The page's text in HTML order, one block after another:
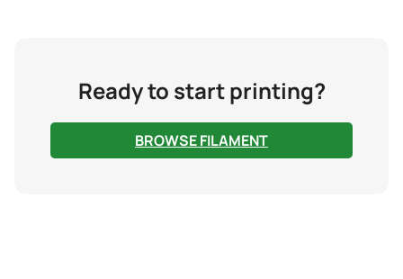
Ready to start printing?
BROWSE FILAMENT